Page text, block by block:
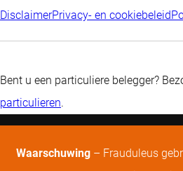
DisclaimerPrivacy- en cookiebeleid
Bent u een particuliere belegger?
particulieren.
Waarschuwing – Frauduleus